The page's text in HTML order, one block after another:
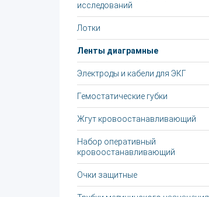
исследований
Лотки
Ленты диаграмные
Электроды и кабели для ЭКГ
Гемостатические губки
Жгут крoвooстaнaвливaющий
Набор оперативный
кровоостанавливающий
Очки защитные